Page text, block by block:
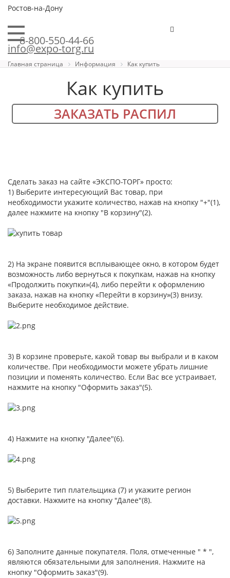
Ростов-на-Дону
8-800-550-44-66
info@expo-torg.ru
Главная страница Информация Как купить
Как купить
ЗАКАЗАТЬ РАСПИЛ
Сделать заказ на сайте «ЭКСПО-ТОРГ» просто:
1) Выберите интересующий Вас товар, при
необходимости укажите количество, нажав на кнопку "+"(1),
далее нажмите на кнопку "В корзину"(2).
2) На экране появится всплывающее окно, в котором будет
возможность либо вернуться к покупкам, нажав на кнопку
«Продолжить покупки»(4), либо перейти к оформлению
заказа, нажав на кнопку «Перейти в корзину»(3) внизу.
Выберите необходимое действие.
3) В корзине проверьте, какой товар вы выбрали и в каком
количестве. При необходимости можете убрать лишние
позиции и поменять количество. Если Вас все устраивает,
нажмите на кнопку "Оформить заказ"(5).
4) Нажмите на кнопку "Далее"(6).
5) Выберите тип плательщика (7) и укажите регион
доставки. Нажмите на кнопку "Далее"(8).
6) Заполните данные покупателя. Поля, отмеченные " * ",
являются обязательными для заполнения. Нажмите на
кнопку "Оформить заказ"(9).